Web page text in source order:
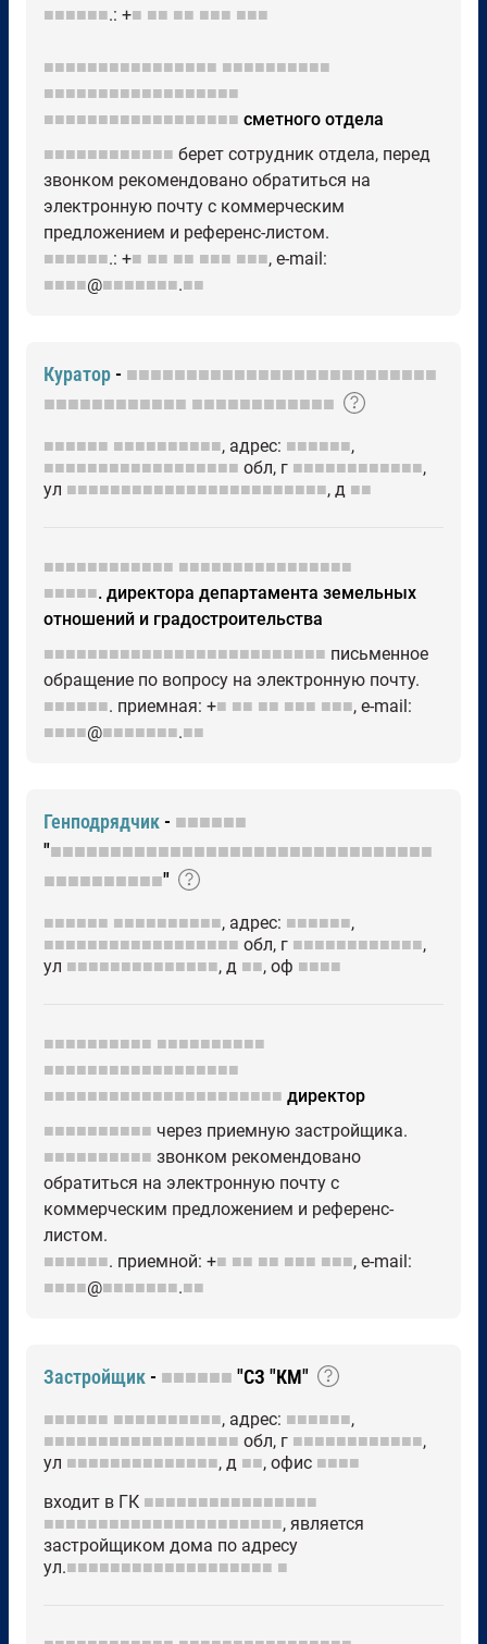
■■■■■■.: +■ ■■ ■■ ■■■ ■■■
■■■■■■■■■■■■■■■■ ■■■■■■■■■■
■■■■■■■■■■■■■■■■■■
■■■■■■■■■■■■■■■■■■ сметного отдела
■■■■■■■■■■■■ берет сотрудник отдела, перед
звонком рекомендовано обратиться на
электронную почту с коммерческим
предложением и референс-листом.
■■■■■■.: +■ ■■ ■■ ■■■ ■■■, e-mail:
■■■■@■■■■■■■.■■
Куратор - ■■■■■■■■■■■■■■■■■■■■■■■■■■
■■■■■■■■■■■■ ■■■■■■■■■■■■
■■■■■■ ■■■■■■■■■■, адрес: ■■■■■■,
■■■■■■■■■■■■■■■■■■ обл, г ■■■■■■■■■■■■,
ул ■■■■■■■■■■■■■■■■■■■■■■■■, д ■■
■■■■■■■■■■■■ ■■■■■■■■■■■■■■■■
■■■■■. директора департамента земельных
отношений и градостроительства
■■■■■■■■■■■■■■■■■■■■■■■■■■ письменное
обращение по вопросу на электронную почту.
■■■■■■. приемная: +■ ■■ ■■ ■■■ ■■■, е-mail:
■■■■@■■■■■■■.■■
Генподрядчик - ■■■■■■
"■■■■■■■■■■■■■■■■■■■■■■■■■■■■■■■■
■■■■■■■■■■"
■■■■■■ ■■■■■■■■■■, адрес: ■■■■■■,
■■■■■■■■■■■■■■■■■■ обл, г ■■■■■■■■■■■■,
ул ■■■■■■■■■■■■■■, д ■■, оф ■■■■
■■■■■■■■■■ ■■■■■■■■■■
■■■■■■■■■■■■■■■■■■
■■■■■■■■■■■■■■■■■■■■■■ директор
■■■■■■■■■■ через приемную застройщика.
■■■■■■■■■■ звонком рекомендовано
обратиться на электронную почту с
коммерческим предложением и референс-
листом.
■■■■■■. приемной: +■ ■■ ■■ ■■■ ■■■, е-mail:
■■■■@■■■■■■■.■■
Застройщик - ■■■■■■ "СЗ "КМ"
■■■■■■ ■■■■■■■■■■, адрес: ■■■■■■,
■■■■■■■■■■■■■■■■■■ обл, г ■■■■■■■■■■■■,
ул ■■■■■■■■■■■■■■, д ■■, офис ■■■■
входит в ГК ■■■■■■■■■■■■■■■■
■■■■■■■■■■■■■■■■■■■■■■, является
застройщиком дома по адресу
ул.■■■■■■■■■■■■■■■■■■■ ■